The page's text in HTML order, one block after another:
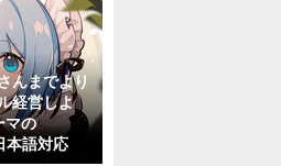
んまでより
経営しよ
マの
本語対応